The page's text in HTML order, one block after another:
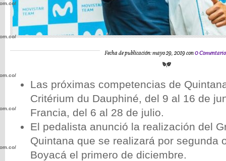
Fecha de publicación: mayo 29, 2019 con0
Las próximas competencias de
Critérium du Dauphiné, del 9 al 16 de
Francia, del 6 al 28 de julio.
El pedalista anunció la realización del
Quintana que se realizará por segunda
Boyacá el primero de diciembre.
wp-
wp-
wp-
wp-
wp-